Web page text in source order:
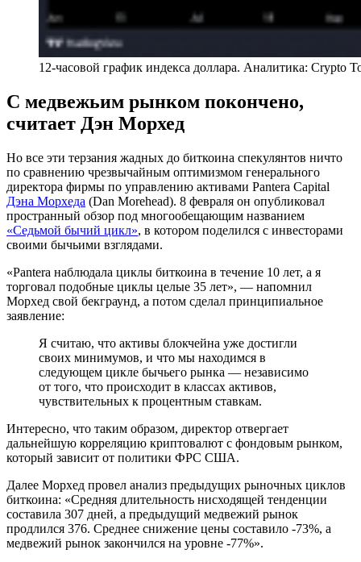
12-часовой график индекса доллара. Аналитика: Crypto
С медвежьим рынком покончено,
считает Дэн Морхед
Но все эти терзания жадных до биткоина спекулянтов ничто
по сравнению чрезвычайным оптимизмом генерального
директора фирмы по управлению активами Pantera Capital
Дэна Морхеда (Dan Morehead). 8 февраля он опубликовал
пространный обзор под многообещающим названием
«Седьмой бычий цикл», в котором поделился с инвесторами
своими бычьими взглядами.
«Pantera наблюдала циклы биткоина в течение 10 лет, а я
торговал подобные циклы целые 35 лет», — напомнил
Морхед свой бекграунд, а потом сделал принципиальное
заявление:
Я считаю, что активы блокчейна уже достигли
своих минимумов, и что мы находимся в
следующем цикле бычьего рынка — независимо
от того, что происходит в классах активов,
чувствительных к процентным ставкам.
Интересно, что таким образом, директор отвергает
дальнейшую корреляцию криптовалют с фондовым рынком,
который зависит от политики ФРС США.
Далее Морхед провел анализ предыдущих рыночных циклов
биткоина: «Средняя длительность нисходящей тенденции
составила 307 дней, а предыдущий медвежий рынок
продлился 376. Среднее снижение цены составило -73%, а
медвежий рынок закончился на уровне -77%».